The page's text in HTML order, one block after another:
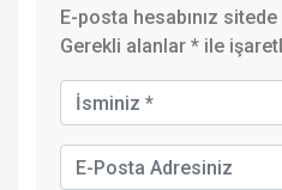
E-posta hesabınız
Gerekli alanlar * ile